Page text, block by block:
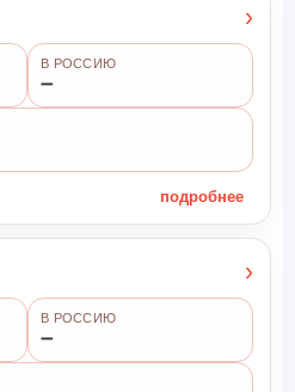
›
В РОССИЮ
➖
подробнее
›
В РОССИЮ
➖